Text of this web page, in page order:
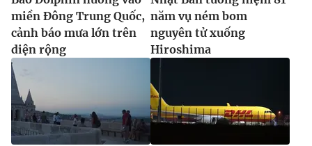
miền Đông Trung Quốc,
cảnh báo mưa lớn trên
diện rộng
năm vụ ném bom
nguyên tử xuống
Hiroshima